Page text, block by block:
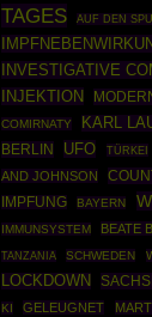
TAGES
AUF DEN
INVESTIGATIVE
INJEKTION
COMIRNATY KARL
BERLIN UFO TÜRKEI
AND JOHNSON
IMPFUNG
BAYERN
IMMUNSYSTEM
BEATE
TANZANIA SCHWEDEN
LOCKDOWN
KI GELEUGNET